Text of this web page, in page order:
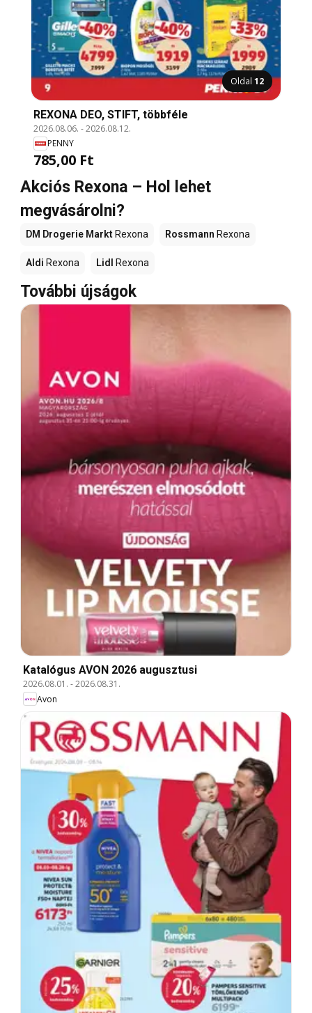
Oldal 12
REXONA DEO, STIFT, többféle
2026.08.06. -2026.08.12.
PENNY
785,00 Ft
Akciós Rexona – Hol lehet
megvásárolni?
DM Drogerie Markt Rexona Rossmann Rexona
Aldi Rexona Lidl Rexona
További újságok
Katalógus AVON 2026 augusztusi
2026.08.01. -2026.08.31.
Avon